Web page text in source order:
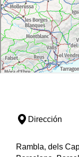
Dirección
Rambla, dels